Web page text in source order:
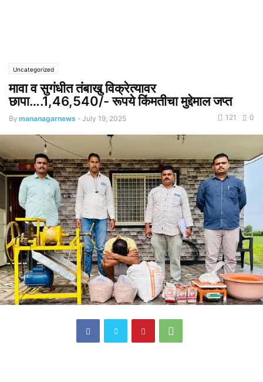
Uncategorized
मावा व सुगंधीत तंबाखु विक्रेत्यावर
छापा….1,46,540/- रूपये किंमतीचा मुद्देमाल जप्त
By mananagarnews - July 19, 2025 0
121